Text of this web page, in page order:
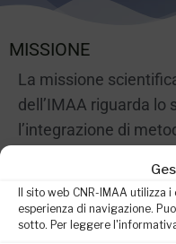
Il sito web CNR-IMAA utilizza
esperienza di navigazione.
sotto. Per leggere
MISSIONE
La missione
dell’IMAA riguarda lo
l’integrazione di
sia in-situ che in
sensing, per l’analisi e
modellistica